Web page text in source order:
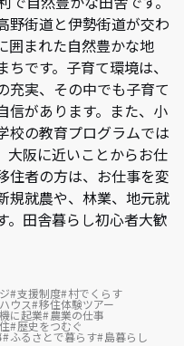
野街道と伊勢街道が交わ
囲まれた自然豊かな地
です。子育て環境は、
充実、その中でも子育て
信があります。また、小
校の教育プログラムでは
大阪に近いことからお仕
住者の方は、お仕事を変
規就農や、林業、地元就
。田舎暮らし初心者大歓
支援制度 村でくらす
ウス 移住体験ツアー
に起業 農業の仕事
歴史をつむぐ
ふるさとで暮らす 島暮らし